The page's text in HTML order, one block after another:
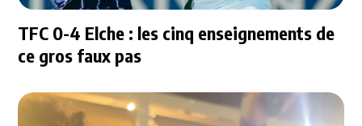
TFC 0-4 Elche : les cinq enseignements de
ce gros faux pas